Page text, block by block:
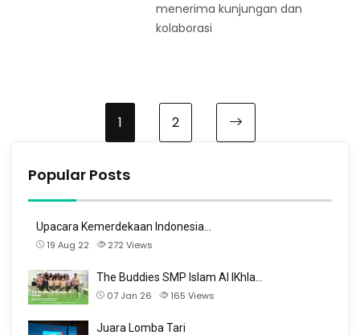
menerima kunjungan dan
kolaborasi
1 2
Popular Posts
Upacara Kemerdekaan Indonesia…
19 Aug 22
272 Views
The Buddies SMP Islam Al IKhla…
07 Jan 26
165 Views
Juara Lomba Tari